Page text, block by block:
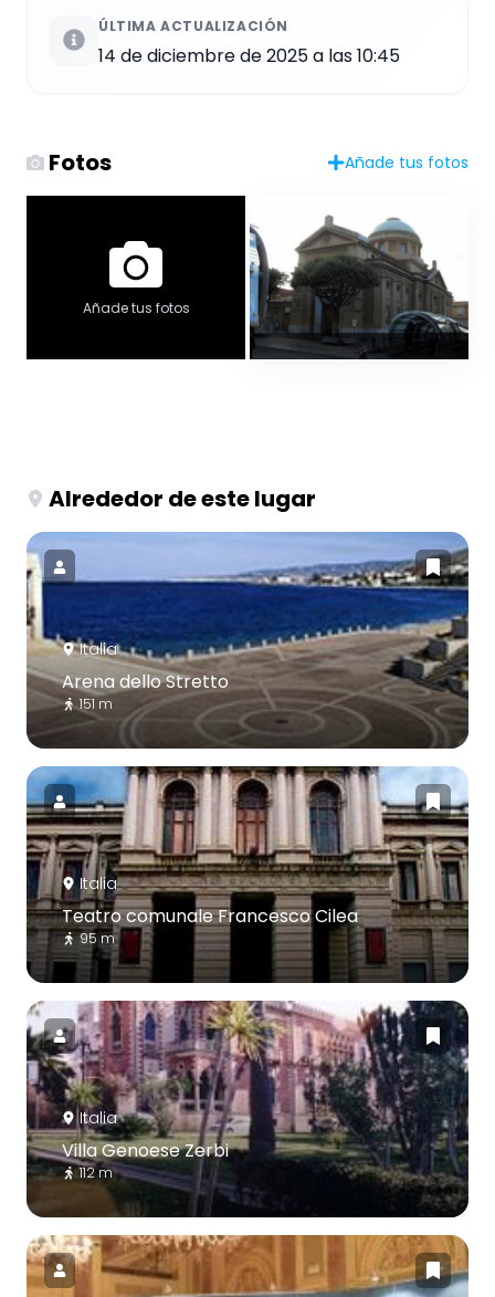
ÚLTIMA ACTUALIZACIÓN
14 de diciembre de 2025 a las 10:45
Fotos Añade tus fotos
Añade tus fotos
Alrededor de este lugar
Italia
Arena dello Stretto
151 m
Italia
Teatro comunale Francesco Cilea
95 m
Italia
Villa Genoese Zerbi
112 m